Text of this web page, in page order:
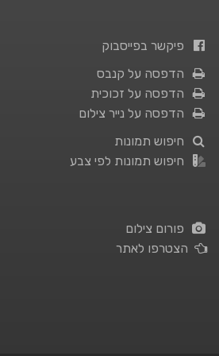
פיקשר בפייסבוק
הדפסה על קנבס
הדפסה על זכוכית
הדפסה על נייר צילום
חיפוש תמונות
חיפוש תמונות לפי צבע
פורום צילום
הצטרפו לאתר